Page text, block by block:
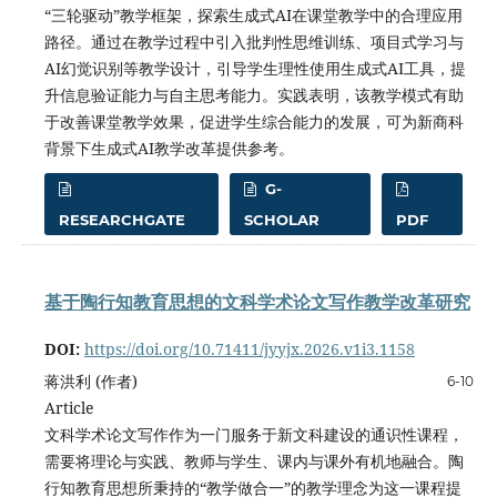
“三轮驱动”教学框架，探索生成式AI在课堂教学中的合理应用
路径。通过在教学过程中引入批判性思维训练、项目式学习与
AI幻觉识别等教学设计，引导学生理性使用生成式AI工具，提
升信息验证能力与自主思考能力。实践表明，该教学模式有助
于改善课堂教学效果，促进学生综合能力的发展，可为新商科
背景下生成式AI教学改革提供参考。
RESEARCHGATE
G-
SCHOLAR
PDF
基于陶行知教育思想的文科学术论文写作教学改革研究
DOI: https://doi.org/10.71411/jyyjx.2026.v1i3.1158
6-10
蒋洪利 (作者)
Article
文科学术论文写作作为一门服务于新文科建设的通识性课程，
需要将理论与实践、教师与学生、课内与课外有机地融合。陶
行知教育思想所秉持的“教学做合一”的教学理念为这一课程提